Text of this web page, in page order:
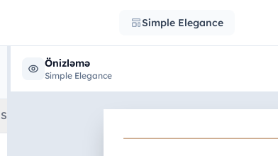
Simple Elegance
Sertifikatlar
Önizləmə
Simple Elegance